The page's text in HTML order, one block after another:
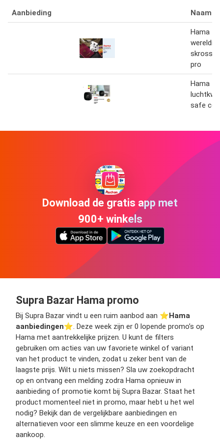
Aanbieding Naam
Hama
skross
pro
Hama
safe co2
Download de gratis app met
900+ winkels
Supra Bazar Hama promo
Bij Supra Bazar vindt u een ruim aanbod aan ⭐️Hama
aanbiedingen⭐️. Deze week zijn er 0 lopende promo’s op
Hama met aantrekkelijke prijzen. U kunt de filters
gebruiken om acties van uw favoriete winkel of variant
van het product te vinden, zodat u zeker bent van de
laagste prijs. Wilt u niets missen? Sla uw zoekopdracht
op en ontvang een melding zodra Hama opnieuw in
aanbieding of promotie komt bij Supra Bazar. Staat het
product momenteel niet in promo, maar hebt u het wel
nodig? Bekijk dan de vergelijkbare aanbiedingen en
alternatieven voor een slimme keuze en een voordelige
aankoop.